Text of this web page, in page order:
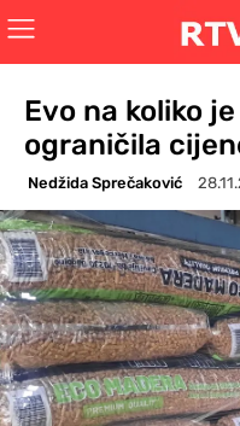
Evo na koliko
ograničila
Nedžida Sprečaković